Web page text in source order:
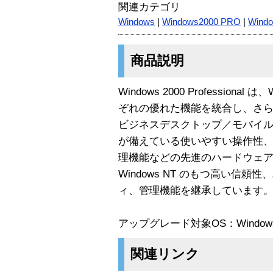
関連カテゴリ
Windows Windows2000 PRO
商品説明
Windows 2000 Professional は
ぞれの優れた機能を統合し、さ
ビジネスデスクトップ／モバイ
が備えている使いやすい操作
理機能などの先進のハードウェ
Windows NT のもつ高い信頼性
ィ、管理機能を継承しています。
アップグレード対象OS：
関連リンク